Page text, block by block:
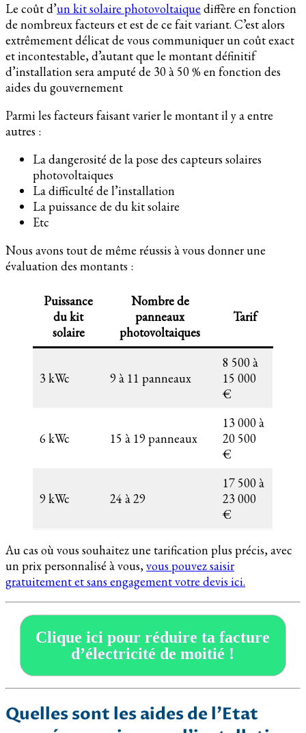
Le coût d’un kit solaire photovoltaique diffère en fonction
de nombreux facteurs et est de ce fait variant. C’est alors
extrêmement délicat de vous communiquer un coût exact
et incontestable, d’autant que le montant définitif
d’installation sera amputé de 30 à 50 % en fonction des
aides du gouvernement
Parmi les facteurs faisant varier le montant il y a entre
autres :
La dangerosité de la pose des capteurs solaires
photovoltaiques
La difficulté de l’installation
La puissance de du kit solaire
Etc
Nous avons tout de même réussis à vous donner une
évaluation des montants :
Puissance
du kit
solaire
Nombre de
panneaux
photovoltaiques
Tarif
3 kWc 9 à 11 panneaux
8 500 à
15 000
€
6 kWc 15 à 19 panneaux
13 000 à
20 500
€
9 kWc 24 à 29
17 500 à
23 000
€
Au cas où vous souhaitez une tarification plus précis, avec
un prix personnalisé à vous,vous pouvez saisir
gratuitement et sans engagement votre devis ici.
Clique ici pour réduire ta facture
d’électricité de moitié !
Quelles sont les aides de l’Etat